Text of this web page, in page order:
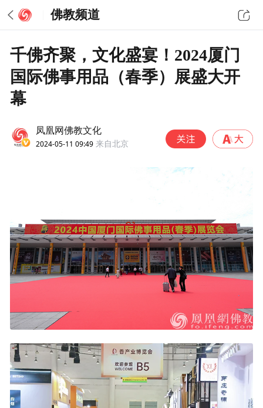
佛教频道
千佛齐聚，文化盛宴！2024厦门
国际佛事用品（春季）展盛大开
幕
凤凰网佛教文化
2024-05-11 09:49 来自北京